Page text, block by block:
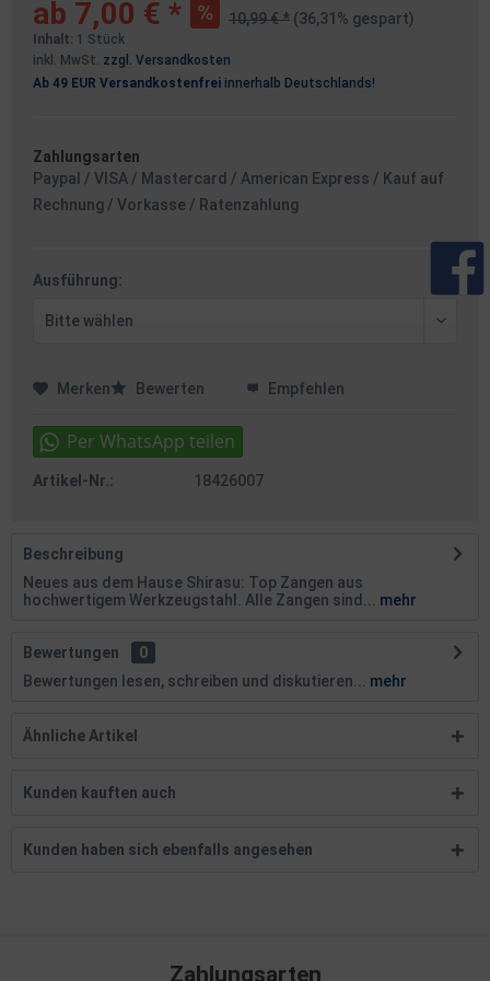
ab 7,00 € * 10,99 € * (36,31% gespart)
Inhalt: 1 Stück
inkl. MwSt. zzgl. Versandkosten
Ab 49 EUR Versandkostenfrei innerhalb Deutschlands!
Zahlungsarten
Paypal / VISA / Mastercard / American Express / Kauf auf
Rechnung / Vorkasse / Ratenzahlung
Ausführung:
Merken Bewerten Empfehlen
Artikel-Nr.: 18426007
Beschreibung
Neues aus dem Hause Shirasu: Top Zangen aus
hochwertigem Werkzeugstahl. Alle Zangen sind...
mehr
Bewertungen
0
Bewertungen lesen, schreiben und diskutieren...
mehr
Ähnliche Artikel
Kunden kauften auch
Kunden haben sich ebenfalls angesehen
Zahlungsarten